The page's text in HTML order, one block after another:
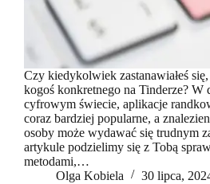
Czy kiedykolwiek zastanawiałeś
kogoś konkretnego na Tinderze? W
cyfrowym świecie, aplikacje
coraz bardziej popularne, a
osoby może wydawać się trudnym
artykule podzielimy się z Tobą
metodami,…
Olga Kobiela
30 lipca,